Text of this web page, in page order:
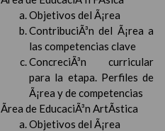
Objetivos del Ã¡rea
ContribuciÃ³n del Ã¡rea a
las competencias clave
ConcreciÃ³n curricular
para la etapa. Perfiles de
Ã¡rea y de competencias
Ãrea de EducaciÃ³n ArtÃ­stica
Objetivos del Ã¡rea